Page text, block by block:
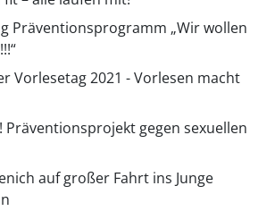
Präventionsprogramm „Wir wollen
Vorlesetag 2021 - Vorlesen macht
Präventionsprojekt gegen sexuellen
auf großer Fahrt ins Junge